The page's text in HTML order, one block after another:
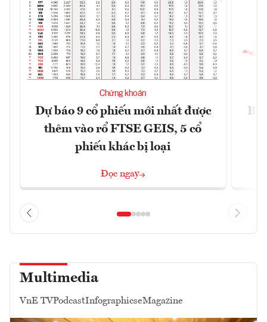
Chứng khoán
Dự báo 9 cổ phiếu mới nhất được
thêm vào rổ FTSE GEIS, 5 cổ
phiếu khác bị loại
Đọc ngay
Multimedia
VnE TVPodcastInfographicseMagazine